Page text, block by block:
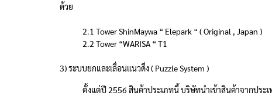
ด้วย
2.1 Tower ShinMaywa “ Elepark “ ( Original , Japan )
2.2 Tower “WARISA “ T1
3) ระบบยกและเลื่อนแนวดิ่ง ( Puzzle System )
ตั้งแต่ปี 2556 สินค้าประเภทนี้ บริษัทนำเข้าสินค้าจากประเท